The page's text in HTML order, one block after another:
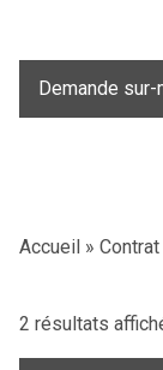
Demande sur-
Accueil »
2 résultats